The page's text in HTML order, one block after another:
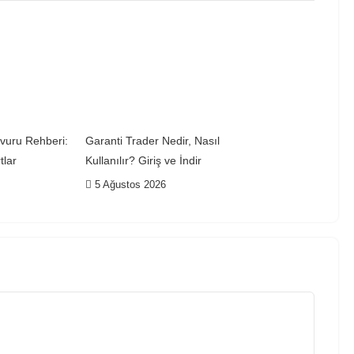
Rehberi:
Garanti Trader Nedir, Nasıl
Kullanılır? Giriş ve İndir
5 Ağustos 2026